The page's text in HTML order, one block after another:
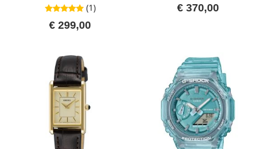
5,0 von 5 Sternen
(1)
€ 299,00
€ 370,00